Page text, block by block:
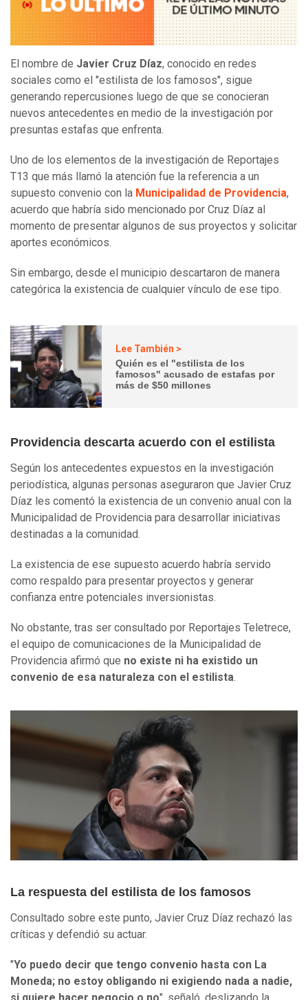
El nombre de Javier Cruz Díaz, conocido en redes
sociales como el "estilista de los famosos", sigue
generando repercusiones luego de que se conocieran
nuevos antecedentes en medio de la investigación por
presuntas estafas que enfrenta.
Uno de los elementos de la investigación de Reportajes
T13 que más llamó la atención fue la referencia a un
supuesto convenio con la Municipalidad de Providencia,
acuerdo que habría sido mencionado por Cruz Díaz al
momento de presentar algunos de sus proyectos y solicitar
aportes económicos.
Sin embargo, desde el municipio descartaron de manera
categórica la existencia de cualquier vínculo de ese tipo.
Lee También >
Quién es el "estilista de los
famosos" acusado de estafas por
más de $50 millones
Providencia descarta acuerdo con el estilista
Según los antecedentes expuestos en la investigación
periodística, algunas personas aseguraron que Javier Cruz
Díaz les comentó la existencia de un convenio anual con la
Municipalidad de Providencia para desarrollar iniciativas
destinadas a la comunidad.
La existencia de ese supuesto acuerdo habría servido
como respaldo para presentar proyectos y generar
confianza entre potenciales inversionistas.
No obstante, tras ser consultado por Reportajes Teletrece,
el equipo de comunicaciones de la Municipalidad de
Providencia afirmó que no existe ni ha existido un
convenio de esa naturaleza con el estilista.
La respuesta del estilista de los famosos
Consultado sobre este punto, Javier Cruz Díaz rechazó las
críticas y defendió su actuar.
"Yo puedo decir que tengo convenio hasta con La
Moneda; no estoy obligando ni exigiendo nada a nadie,